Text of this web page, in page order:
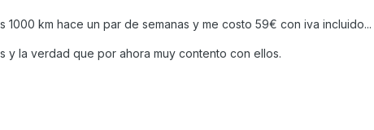
1000 km hace un par de semanas y me costo 59€ con iva incluido...
y la verdad que por ahora muy contento con ellos.